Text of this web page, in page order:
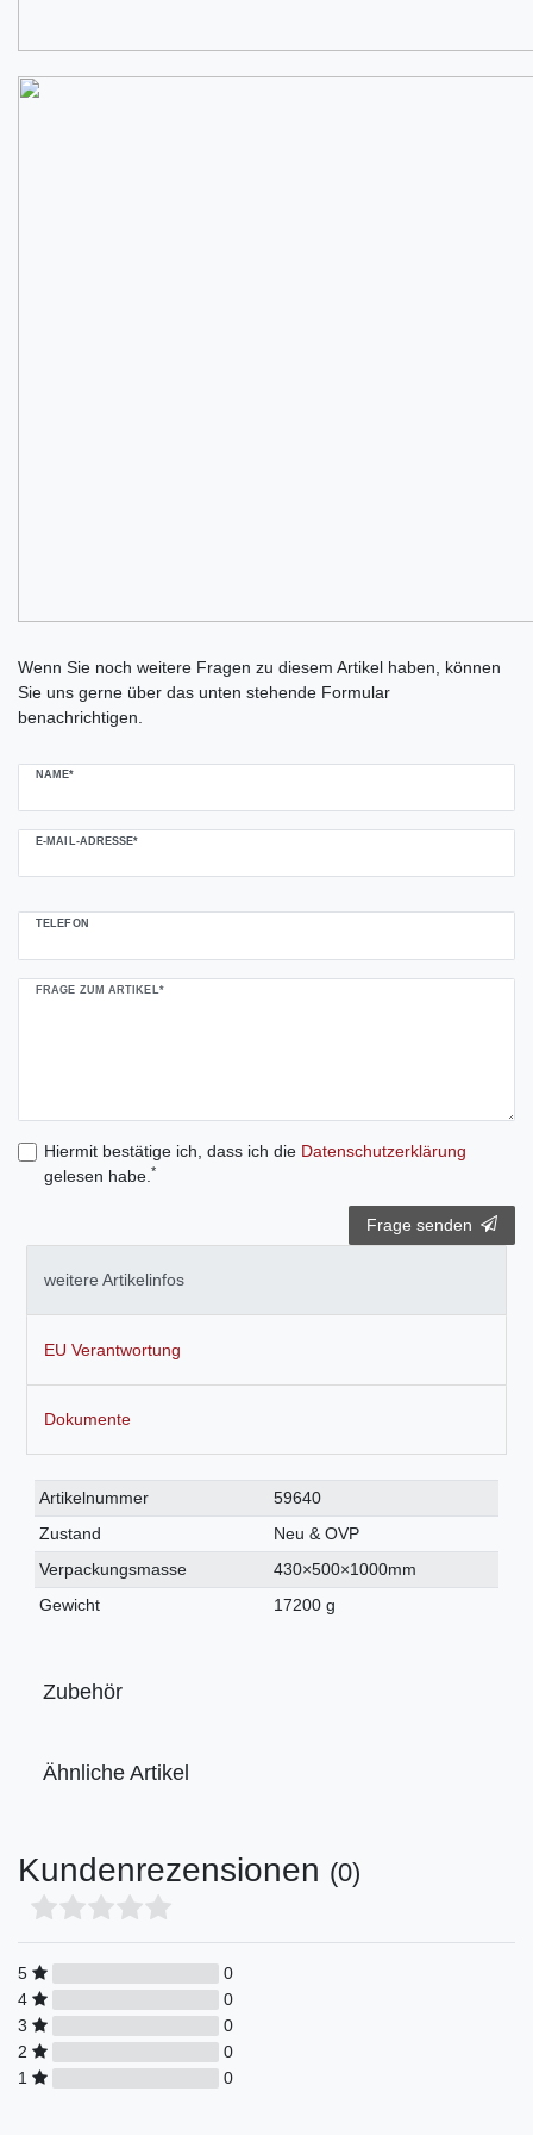
Wenn Sie noch weitere Fragen zu diesem Artikel haben, können
Sie uns gerne über das unten stehende Formular
benachrichtigen.
NAME*
E-MAIL-ADRESSE*
TELEFON
FRAGE ZUM ARTIKEL*
Hiermit bestätige ich, dass ich die Daten­schutz­erklärung
gelesen habe. *
Frage senden
weitere Artikelinfos
EU Verantwortung
Dokumente
Technisches
Merkmal
Wert
Artikelnummer
59640
Zustand
Neu & OVP
Verpackungsmasse
430×500×1000mm
Gewicht
17200 g
Zubehör
Ähnliche Artikel
Kundenrezensionen (0)
5
0
4
0
3
0
2
0
1
0